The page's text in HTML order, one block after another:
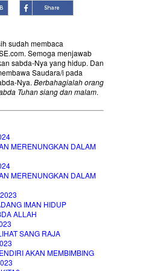
sudah membaca
Semoga menjawab
sabda-Nya yang hidup. Dan
Saudara/i pada
Nya. Berbahagialah orang
Tuhan siang dan malam.
MERENUNGKAN DALAM
MERENUNGKAN DALAM
IMAN HIDUP
ALLAH
SANG RAJA
AKAN MEMBIMBING